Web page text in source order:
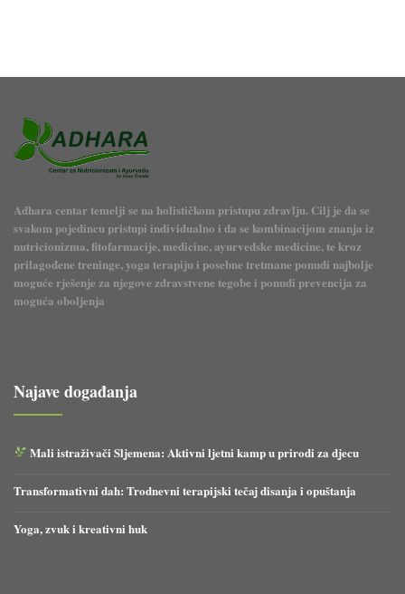
Adhara centar temelji se na holističkom pristupu zdravlju. Cilj je da se
svakom pojedincu pristupi individualno i da se kombinacijom znanja iz
nutricionizma, fitofarmacije, medicine, ayurvedske medicine, te kroz
prilagođene treninge, yoga terapiju i posebne tretmane ponudi najbolje
moguće rješenje za njegove zdravstvene tegobe i ponudi prevencija za
moguća oboljenja
Najave događanja
Mali istraživači Sljemena: Aktivni ljetni kamp u prirodi za djecu
Transformativni dah: Trodnevni terapijski tečaj disanja i opuštanja
Yoga, zvuk i kreativni huk